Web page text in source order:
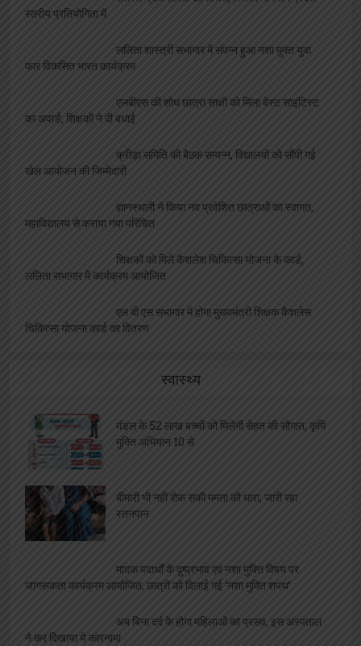
स्तरीय प्रतियोगिता में
ललिता शास्त्री सभागार में संपन्न हुआ नशा मुक्त युवा
फार विकसित भारत कार्यक्रम
एलबीएस की शोध छात्रा साक्षी को मिला बेस्ट साइंटिस्ट
का अवार्ड, शिक्षकों ने दी बधाई
क्रीड़ा समिति की बैठक सम्पन्न, विद्यालयों को सौंपी गई
खेल आयोजन की जिम्मेदारी
ज्ञानस्थली ने किया नव प्रवेशित छात्राओं का स्वागत,
महाविद्यालय से कराया गया परिचित
शिक्षकों को मिले कैशलेश चिकित्सा योजना के कार्ड,
ललिता सभागार में कार्यक्रम आयोजित
एल बी एस सभागार में होगा मुख्यमंत्री शिक्षक कैशलेस
चिकित्सा योजना कार्ड का वितरण
स्वास्थ्य
मंडल के 52 लाख बच्चों को मिलेगी सेहत की सौगात, कृमि
मुक्ति अभियान 10 से
बीमारी भी नहीं रोक सकी ममता की धारा, जारी रहा
स्तनपान
मादक पदार्थों के दुष्प्रभाव एवं नशा मुक्ति विषय पर
जागरूकता कार्यक्रम आयोजित, छात्रों को दिलाई गई ‘नशा मुक्ति शपथ’
अब बिना दर्द के होगा महिलाओं का प्रसव, इस अस्पताल
ने कर दिखाया ये कारनामा